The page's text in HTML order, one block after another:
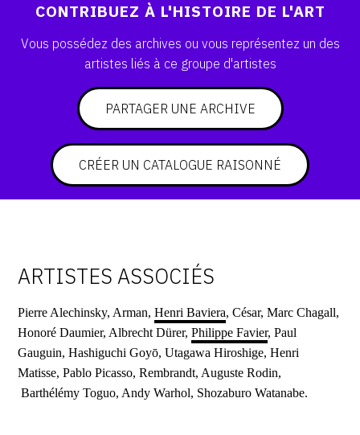
CONTRIBUEZ À L'HISTOIRE DE L'ART
Vous possédez des archives ou vous représentez un des
artistes liés à ce groupe d'artistes
PARTAGER UNE ARCHIVE
CRÉER UN CATALOGUE RAISONNÉ
ARTISTES ASSOCIÉS
Pierre Alechinsky, Arman,Henri Baviera, César, Marc Chagall,
Honoré Daumier, Albrecht Dürer,Philippe Favier, Paul
Gauguin, Hashiguchi Goyō, Utagawa Hiroshige, Henri
Matisse, Pablo Picasso, Rembrandt, Auguste Rodin,
Barthélémy Toguo, Andy Warhol, Shozaburo Watanabe.